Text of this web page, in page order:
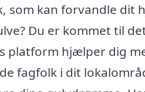
som kan forvandle dit
Du er kommet til
platform hjælper dig
fagfolk i dit